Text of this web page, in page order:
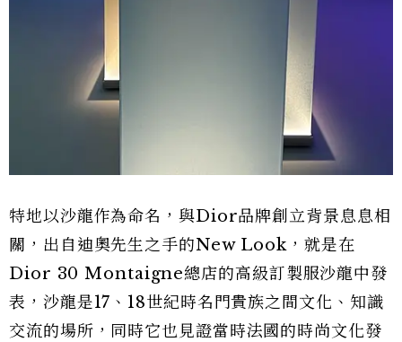
特地以沙龍作為命名，與Dior品牌創立背景息息相
關，出自迪奧先生之手的New Look，就是在
Dior 30 Montaigne總店的高級訂製服沙龍中發
表，沙龍是17、18世紀時名門貴族之間文化、知識
交流的場所，同時它也見證當時法國的時尚文化發